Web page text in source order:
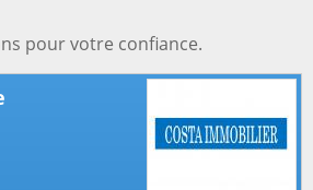
pour votre confiance.